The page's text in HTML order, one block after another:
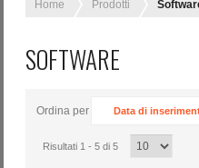
Home Prodotti
SOFTWARE
Ordina per Data di
Risultati 1 - 5 di 5
Nome utente
Password